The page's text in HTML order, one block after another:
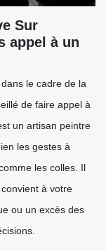
Sur
appel à un
le cadre de la
de faire appel à
un artisan peintre
les gestes à
les colles. Il
à votre
ou un excès des